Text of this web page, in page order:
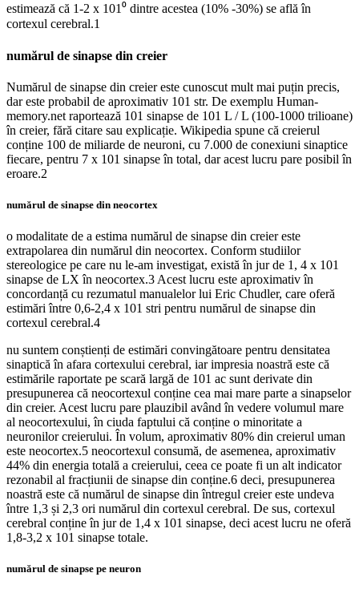
estimează că 1-2 x 101⁰ dintre acestea (10% -30%) se află în
cortexul cerebral.1
numărul de sinapse din creier
Numărul de sinapse din creier este cunoscut mult mai puțin precis,
dar este probabil de aproximativ 101 str. De exemplu Human-
memory.net raportează 101 sinapse de 101 L / L (100-1000 trilioane)
în creier, fără citare sau explicație. Wikipedia spune că creierul
conține 100 de miliarde de neuroni, cu 7.000 de conexiuni sinaptice
fiecare, pentru 7 x 101 sinapse în total, dar acest lucru pare posibil în
eroare.2
numărul de sinapse din neocortex
o modalitate de a estima numărul de sinapse din creier este
extrapolarea din numărul din neocortex. Conform studiilor
stereologice pe care nu le-am investigat, există în jur de 1, 4 x 101
sinapse de LX în neocortex.3 Acest lucru este aproximativ în
concordanță cu rezumatul manualelor lui Eric Chudler, care oferă
estimări între 0,6-2,4 x 101 stri pentru numărul de sinapse din
cortexul cerebral.4
nu suntem conștienți de estimări convingătoare pentru densitatea
sinaptică în afara cortexului cerebral, iar impresia noastră este că
estimările raportate pe scară largă de 101 ac sunt derivate din
presupunerea că neocortexul conține cea mai mare parte a sinapselor
din creier. Acest lucru pare plauzibil având în vedere volumul mare
al neocortexului, în ciuda faptului că conține o minoritate a
neuronilor creierului. În volum, aproximativ 80% din creierul uman
este neocortex.5 neocortexul consumă, de asemenea, aproximativ
44% din energia totală a creierului, ceea ce poate fi un alt indicator
rezonabil al fracțiunii de sinapse din conține.6 deci, presupunerea
noastră este că numărul de sinapse din întregul creier este undeva
între 1,3 și 2,3 ori numărul din cortexul cerebral. De sus, cortexul
cerebral conține în jur de 1,4 x 101 sinapse, deci acest lucru ne oferă
1,8-3,2 x 101 sinapse totale.
numărul de sinapse pe neuron